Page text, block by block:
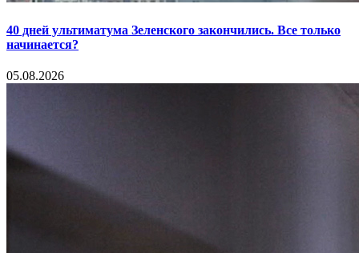
40 дней ультиматума Зеленского закончились. Все только
начинается?
05.08.2026